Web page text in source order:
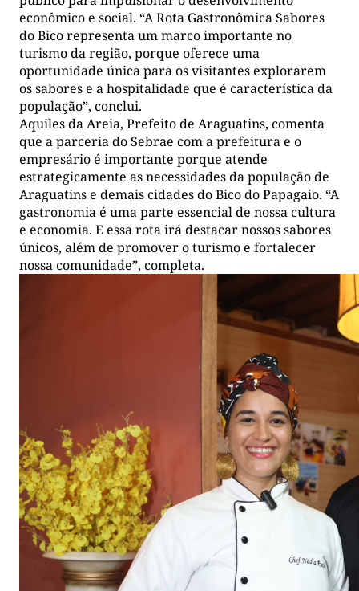
econômico e social. “A Rota Gastronômica Sabores
do Bico representa um marco importante no
turismo da região, porque oferece uma
oportunidade única para os visitantes explorarem
os sabores e a hospitalidade que é característica da
população”, conclui.
Aquiles da Areia, Prefeito de Araguatins, comenta
que a parceria do Sebrae com a prefeitura e o
empresário é importante porque atende
estrategicamente as necessidades da população de
Araguatins e demais cidades do Bico do Papagaio. “A
gastronomia é uma parte essencial de nossa cultura
e economia. E essa rota irá destacar nossos sabores
únicos, além de promover o turismo e fortalecer
nossa comunidade”, completa.